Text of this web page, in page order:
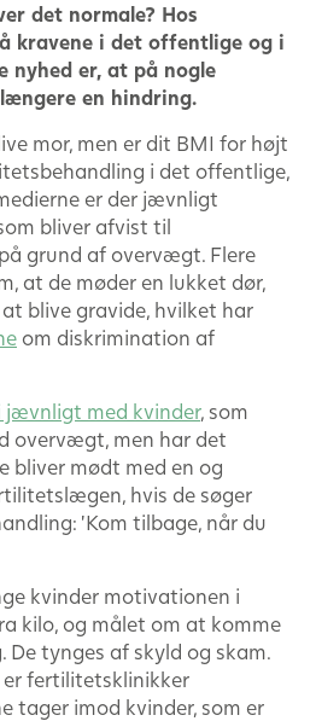
det normale? Hos
kravene i det offentlige og i
nyhed er, at på nogle
en hindring.
mor, men er dit BMI for højt
i det offentlige,
er der jævnligt
bliver afvist til
grund af overvægt. Flere
at de møder en lukket dør,
blive gravide, hvilket har
om diskrimination af
jævnligt med kvinder, som
overvægt, men har det
bliver mødt med en og
hvis de søger
’Kom tilbage, når du
kvinder motivationen i
kilo, og målet om at komme
tynges af skyld og skam.
fertilitetsklinikker
tager imod kvinder, som er